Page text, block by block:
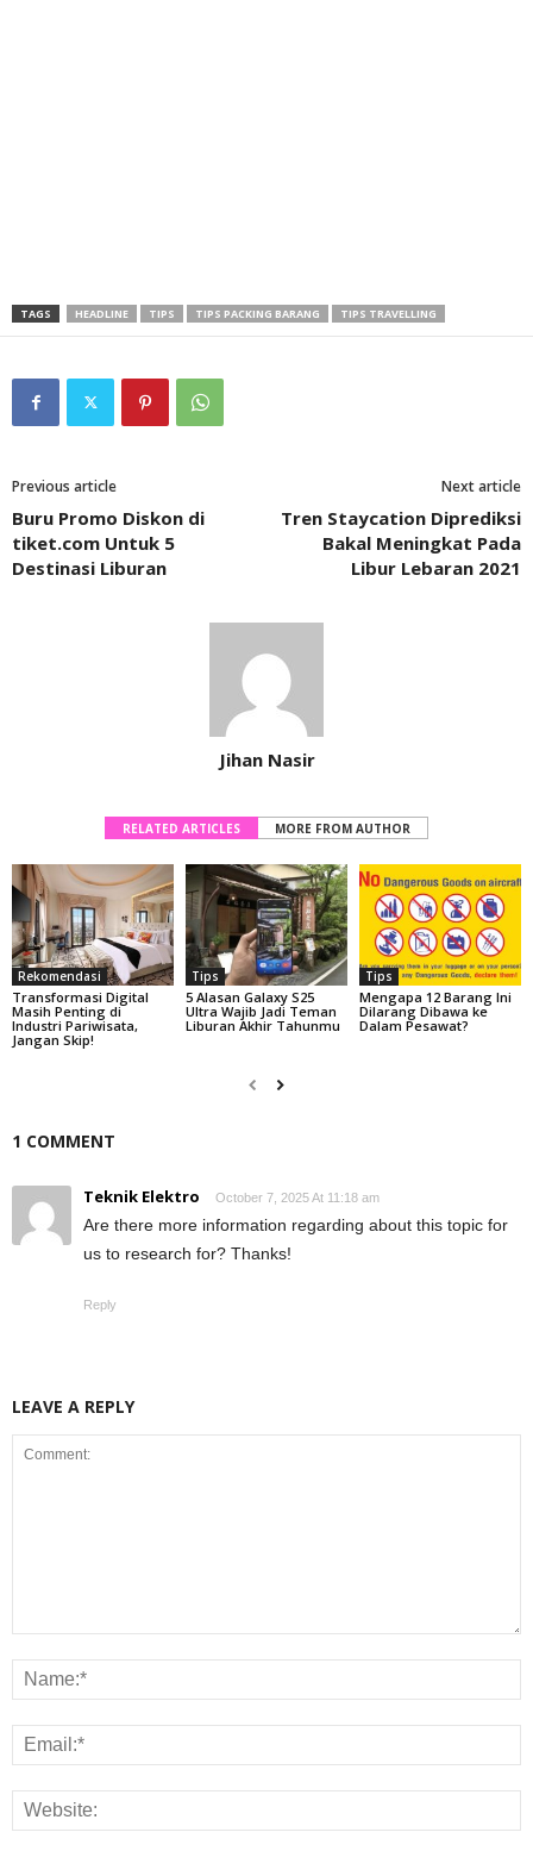
TAGS HEADLINE TIPS TIPS PACKING BARANG TIPS TRAVELLING
Previous article
Buru Promo Diskon di
tiket.com Untuk 5
Destinasi Liburan
Next article
Tren Staycation Diprediksi
Bakal Meningkat Pada
Libur Lebaran 2021
Jihan Nasir
RELATED ARTICLES MORE FROM AUTHOR
Rekomendasi
Transformasi Digital
Masih Penting di
Industri Pariwisata,
Jangan Skip!
Tips
5 Alasan Galaxy S25
Ultra Wajib Jadi Teman
Liburan Akhir Tahunmu
Tips
Mengapa 12 Barang Ini
Dilarang Dibawa ke
Dalam Pesawat?
1 COMMENT
Teknik Elektro October 7, 2025 At 11:18 am
Are there more information regarding about this topic for
us to research for? Thanks!
Reply
LEAVE A REPLY